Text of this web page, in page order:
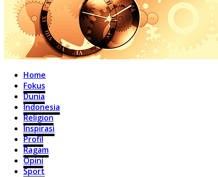
Home
Fokus
Dunia
Indonesia
Religion
Inspirasi
Profil
Ragam
Opini
Sport